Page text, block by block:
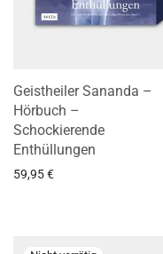
Geistheiler Sananda –
Hörbuch –
Schockierende
Enthüllungen
59,95€